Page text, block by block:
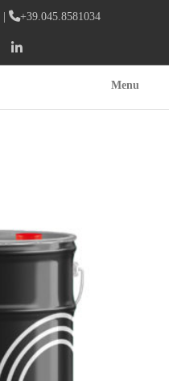
| +39.045.8581034
Menu